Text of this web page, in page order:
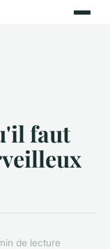
faut
de lecture